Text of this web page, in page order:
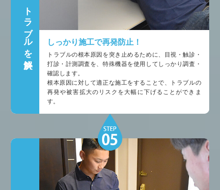
トラブルを解決 しっかり施工で再発防止！
トラブルの根本原因を突き止めるために、目視・触診・
打診・計測調査を、特殊機器を使用してしっかり調査・
確認します。
根本原因に対して適正な施工をすることで、トラブルの
再発や被害拡大のリスクを大幅に下げることができま
す。